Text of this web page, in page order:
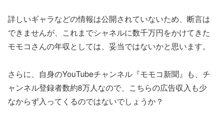
詳しいギャラなどの情報は公開されていないため、断言は
できませんが、これまでシャネルに数千万円をかけてきた
モモコさんの年収としては、妥当ではないかと思います。
さらに、自身のYouTubeチャンネル『モモコ新聞』も、チ
ャンネル登録者数約8万人なので、こちらの広告収入も少
なからず入ってくるのではないでしょうか？